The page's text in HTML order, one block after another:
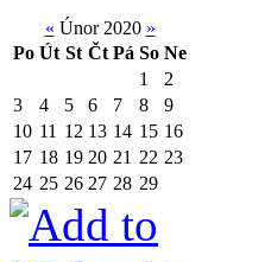
« Únor 2020 »
Po Út St Čt Pá So Ne
1
2
3
4 5 6 7 8
9
10 11 12 13 14 15 16
17 18 19 20 21 22 23
24 25 26 27 28 29